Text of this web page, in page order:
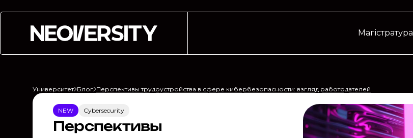
Магістратура
Университет Блог Перспективы трудоустройства в сфере кибербезопасности: взгляд работодателей
NEW Cybersecurity
Перспективы